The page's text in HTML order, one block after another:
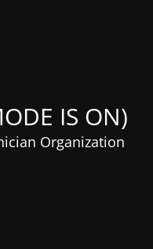
(Maintenance MODE IS ON)
Organization